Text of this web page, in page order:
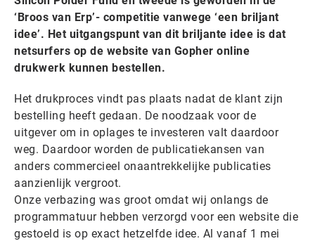
‘Broos van Erp’- competitie vanwege ‘een briljant
idee’. Het uitgangspunt van dit briljante idee is dat
netsurfers op de website van Gopher online
drukwerk kunnen bestellen.
Het drukproces vindt pas plaats nadat de klant zijn
bestelling heeft gedaan. De noodzaak voor de
uitgever om in oplages te investeren valt daardoor
weg. Daardoor worden de publicatiekansen van
anders commercieel onaantrekkelijke publicaties
aanzienlijk vergroot.
Onze verbazing was groot omdat wij onlangs de
programmatuur hebben verzorgd voor een website die
gestoeld is op exact hetzelfde idee. Al vanaf 1 mei